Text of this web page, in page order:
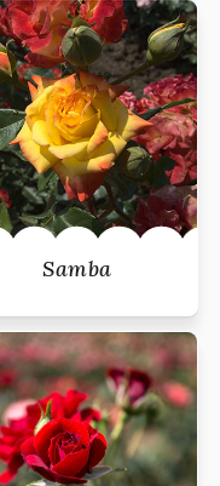
Samba